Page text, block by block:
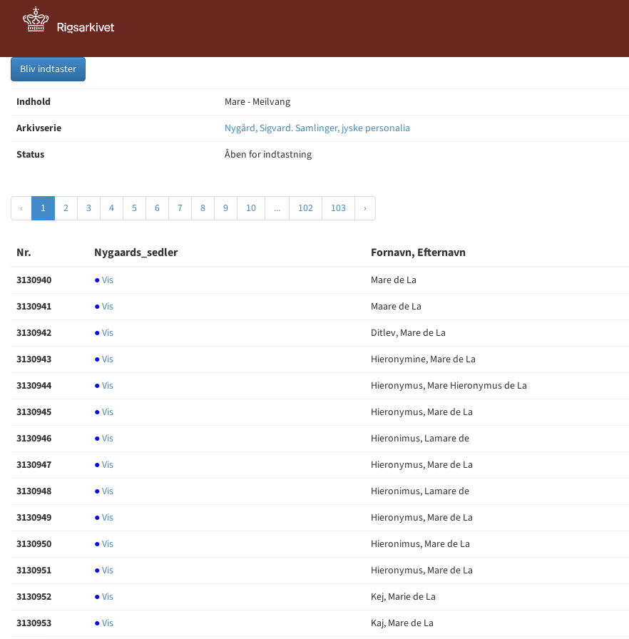
Bliv indtaster
Indhold
Mare - Meilvang
Arkivserie
Nygård, Sigvard. Samlinger, jyske personalia
Status
Åben for indtastning
‹ 1 2 3 4 5 6 7 8 9 10 ... 102 103 ›
Nr. Nygaards_sedler Fornavn, Efternavn
3130940 ●Vis
Mare de La
3130941
●Vis
Maare de La
3130942
●Vis Ditlev, Mare de La
3130943
●Vis Hieronymine, Mare de La
3130944
●Vis Hieronymus, Mare Hieronymus de La
3130945
●Vis Hieronymus, Mare de La
3130946
●Vis Hieronimus, Lamare de
3130947
●Vis Hieronymus, Mare de La
3130948
●Vis Hieronimus, Lamare de
3130949
●Vis Hieronymus, Mare de La
3130950
●Vis Hieronimus, Mare de La
3130951
●Vis Hieronymus, Mare de La
3130952
●Vis Kej, Marie de La
3130953
●Vis Kaj, Mare de La